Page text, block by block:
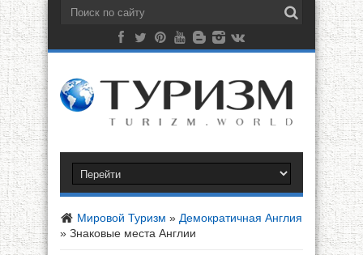
Мировой Туризм » Демократичная Англия
» Знаковые места Англии